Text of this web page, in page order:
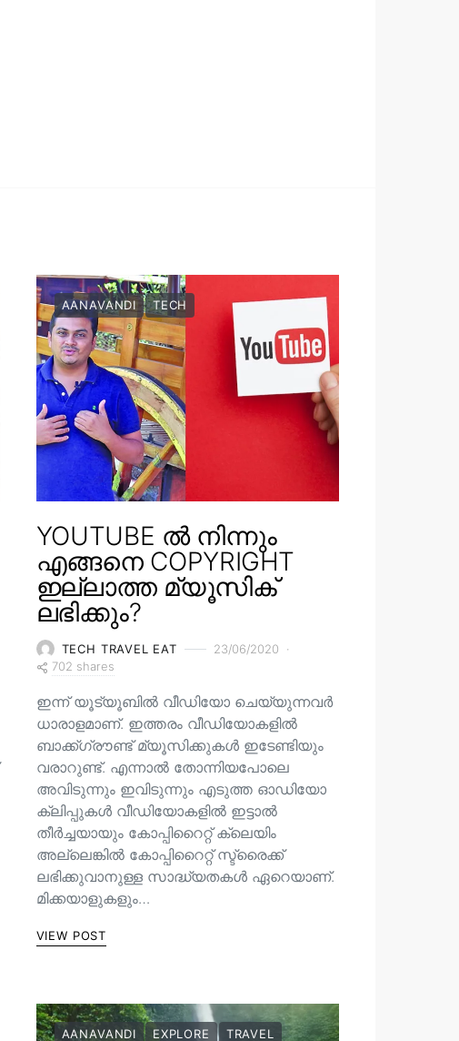
AANAVANDI TECH
YOUTUBE ൽ നിന്നും
എങ്ങനെ COPYRIGHT
ഇല്ലാത്ത മ്യൂസിക്
ലഭിക്കും?
TECH TRAVEL EAT
23/06/2020
702 shares
ഇന്ന് യൂട്യൂബിൽ വീഡിയോ ചെയ്യുന്നവർ
ധാരാളമാണ്. ഇത്തരം വീഡിയോകളിൽ
ബാക്ക്ഗ്രൗണ്ട് മ്യൂസിക്കുകൾ ഇടേണ്ടിയും
വരാറുണ്ട്. എന്നാൽ തോന്നിയപോലെ
അവിടുന്നും ഇവിടുന്നും എടുത്ത ഓഡിയോ
ക്ലിപ്പുകൾ വീഡിയോകളിൽ ഇട്ടാൽ
തീർച്ചയായും കോപ്പിറൈറ്റ് ക്ലെയിം
അല്ലെങ്കിൽ കോപ്പിറൈറ്റ് സ്ട്രൈക്ക്
ലഭിക്കുവാനുള്ള സാദ്ധ്യതകൾ ഏറെയാണ്.
മിക്കയാളുകളും…
VIEW POST
AANAVANDI EXPLORE TRAVEL